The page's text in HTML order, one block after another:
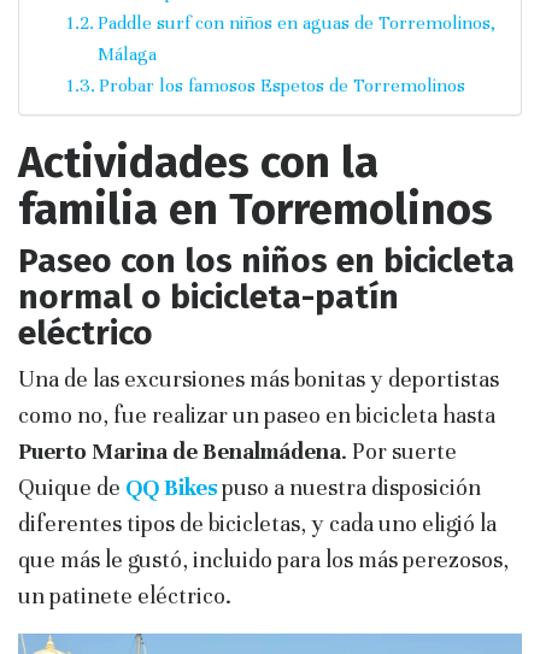
Paddle surf con niños en aguas de Torremolinos,
Málaga
Probar los famosos Espetos de Torremolinos
Actividades con la
familia en Torremolinos
Paseo con los niños en bicicleta
normal o bicicleta-patín
eléctrico
Una de las excursiones más bonitas y deportistas
como no, fue realizar un paseo en bicicleta hasta
Puerto Marina de Benalmádena. Por suerte
Quique de QQ Bikespuso a nuestra disposición
diferentes tipos de bicicletas, y cada uno eligió la
que más le gustó, incluido para los más perezosos,
un patinete eléctrico.